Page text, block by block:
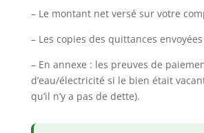
– Le montant net versé sur votre
– Les copies des quittances
– En annexe : les preuves de
d’eau/électricité si le bien était
qu’il n’y a pas de dette).